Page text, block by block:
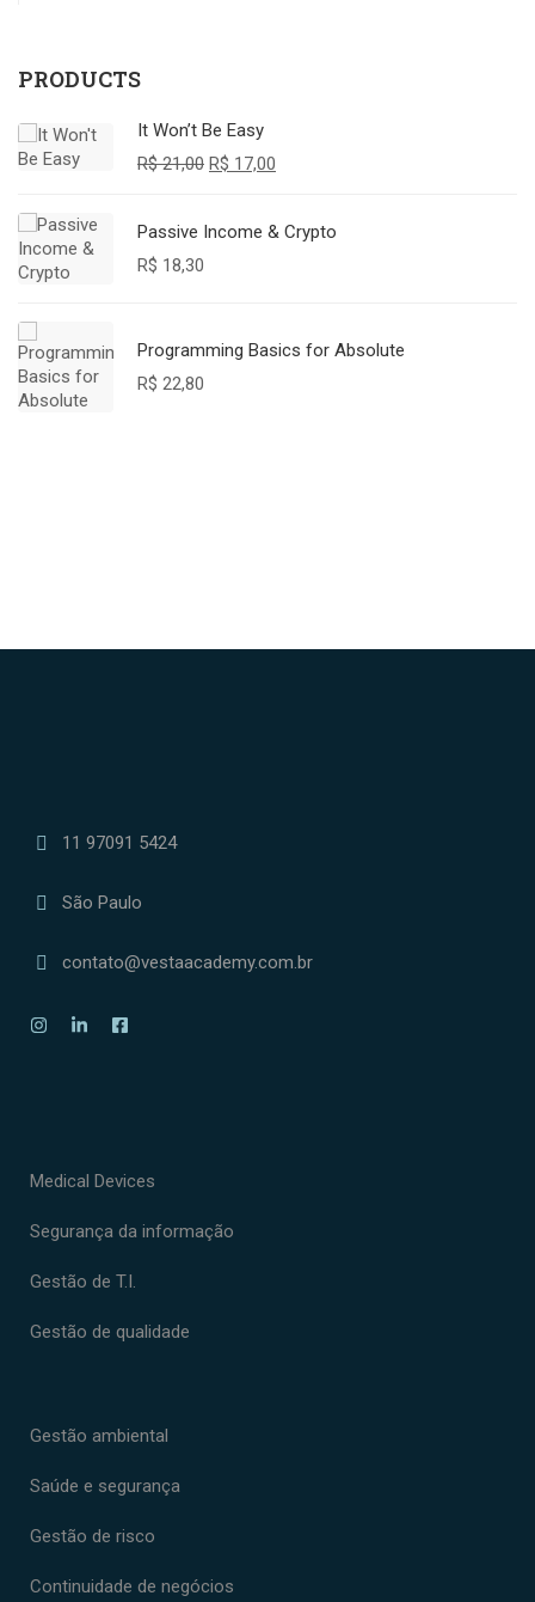
PRODUCTS
It Won’t Be Easy
R$21,00 R$ 17,00
Passive Income & Crypto
R$ 18,30
Programming Basics for Absolute
R$ 22,80
11 97091 5424
São Paulo
contato@vestaacademy.com.br
Medical Devices
Segurança da informação
Gestão de T.I.
Gestão de qualidade
Gestão ambiental
Saúde e segurança
Gestão de risco
Continuidade de negócios